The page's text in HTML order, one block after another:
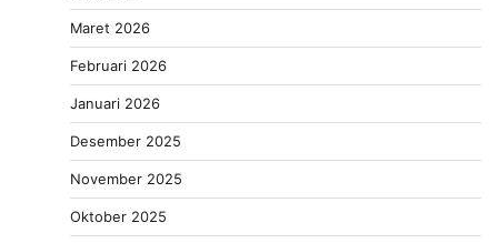
Maret 2026
Februari 2026
Januari 2026
Desember 2025
November 2025
Oktober 2025